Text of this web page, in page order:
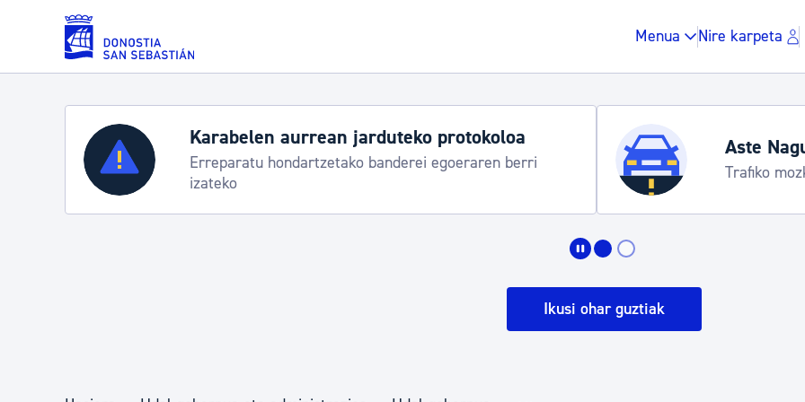
Eduki nagusira joan
Menua Nire karpeta
Zerbitzuak
Errolda eta gai pertsonalak
Gune publikoa,
Karabelen aurrean jarduteko protokoloa
Erreparatu hondartzetako banderei egoeraren berri
izateko
Aste Nagusia 2026
Trafiko mozketak eta
Ikusi ohar guztiak